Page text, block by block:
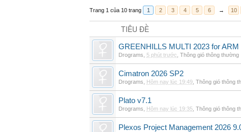
Trang 1 của 10 trang 1 2 3 4 5 6 → 10
TIÊU ĐỀ
GREENHILLS MULTI 2023 for ARM
Drograms 5 phút trước Thông gió thông thường
Cimatron 2026 SP2
Drograms Hôm nay lúc 19:49 Thông gió thông
Plato v7.1
Drograms Hôm nay lúc 19:35 Thông gió thông
Plexos Project Management 2026